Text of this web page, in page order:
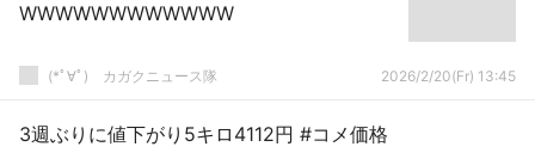
WWWWWWWWWWWW
(*ﾟ∀ﾟ)ゞカガクニュース隊 2026/2/20(Fr) 13:45
3週ぶりに値下がり5キロ4112円 #コメ価格